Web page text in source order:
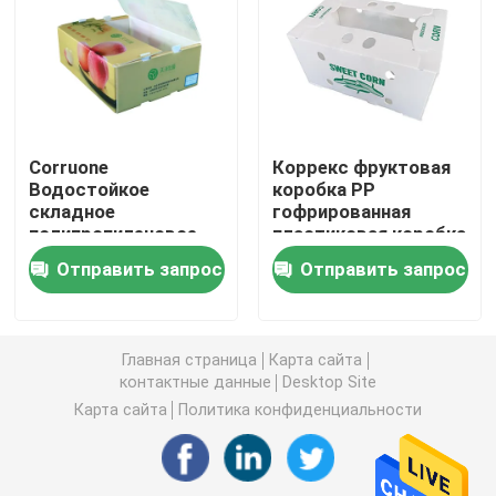
Доска Коропласт
Повторно использованные рифленые пластиковые
Лист Корфлейт
Рифленые коробки пластиковой упаковки
PP гофрировали коробку
Corruone
Водостойкое
складное
полипропиленовое
гофрированное
пластмассовое
изделие Фрукты
Отправить запрос
Коррекс фруктовая
коробка PP
гофрированная
пластиковая коробка
для овощей и
сельскохозяйственной
упаковки
Отправить запрос
Главная страница
Карта сайта
контактные данные
Desktop Site
Карта сайта
Политика конфиденциальности